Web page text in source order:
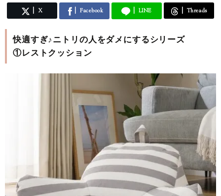
X Facebook LINE Threads
快適すぎ♪ニトリの人をダメにするシリーズ
①レストクッション